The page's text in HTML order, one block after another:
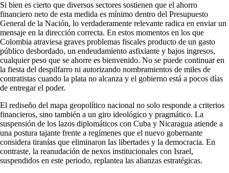
Si bien es cierto que diversos sectores sostienen que el ahorro
financiero neto de esta medida es mínimo dentro del Presupuesto
General de la Nación, lo verdaderamente relevante radica en enviar un
mensaje en la dirección correcta. En estos momentos en los que
Colombia atraviesa graves problemas fiscales producto de un gasto
público desbordado, un endeudamiento asfixiante y bajos ingresos,
cualquier peso que se ahorre es bienvenido. No se puede continuar en
la fiesta del despilfarro ni autorizando nombramientos de miles de
contratistas cuando la plata no alcanza y el gobierno está a pocos días
de entregar el poder.
El rediseño del mapa geopolítico nacional no solo responde a criterios
financieros, sino también a un giro ideológico y pragmático. La
suspensión de los lazos diplomáticos con Cuba y Nicaragua atiende a
una postura tajante frente a regímenes que el nuevo gobernante
considera tiranías que eliminaron las libertades y la democracia. En
contraste, la reanudación de nexos institucionales con Israel,
suspendidos en este periodo, replantea las alianzas estratégicas.